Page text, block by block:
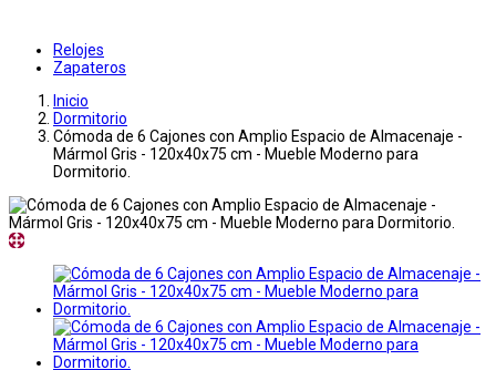
Relojes
Zapateros
Inicio
Dormitorio
Cómoda de 6 Cajones con Amplio Espacio de Almacenaje -
Mármol Gris - 120x40x75 cm - Mueble Moderno para
Dormitorio.